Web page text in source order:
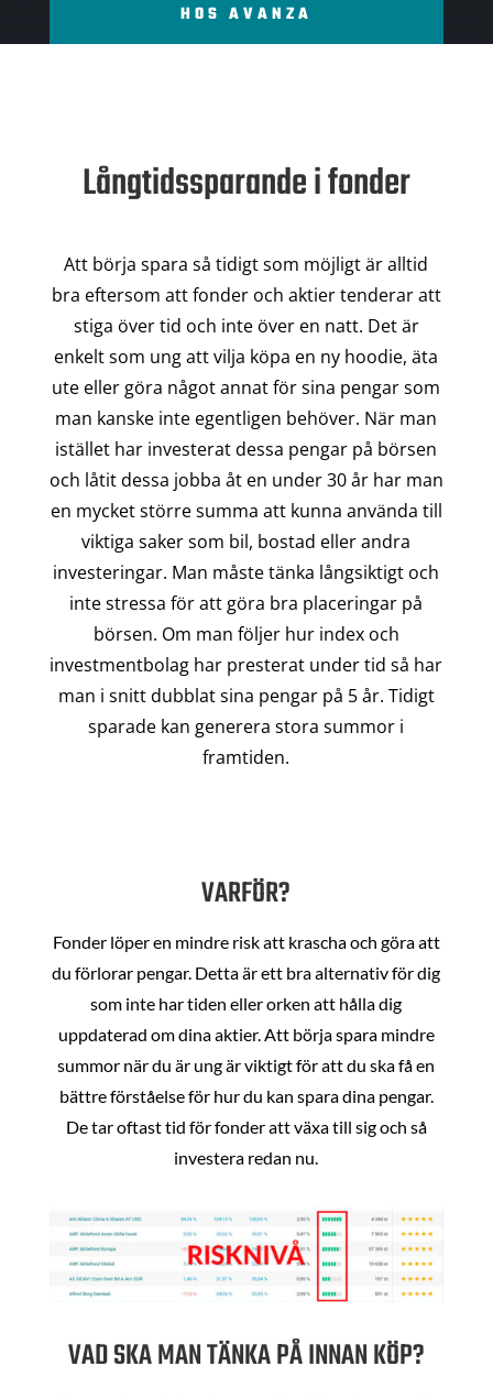
HOS AVANZA
Långtidssparande i fonder
Att börja spara så tidigt som möjligt är alltid
bra eftersom att fonder och aktier tenderar att
stiga över tid och inte över en natt. Det är
enkelt som ung att vilja köpa en ny hoodie, äta
ute eller göra något annat för sina pengar som
man kanske inte egentligen behöver. När man
istället har investerat dessa pengar på börsen
och låtit dessa jobba åt en under 30 år har man
en mycket större summa att kunna använda till
viktiga saker som bil, bostad eller andra
investeringar. Man måste tänka långsiktigt och
inte stressa för att göra bra placeringar på
börsen. Om man följer hur index och
investmentbolag har presterat under tid så har
man i snitt dubblat sina pengar på 5 år. Tidigt
sparade kan generera stora summor i
framtiden.
VARFÖR?
Fonder löper en mindre risk att krascha och göra att
du förlorar pengar. Detta är ett bra alternativ för dig
som inte har tiden eller orken att hålla dig
uppdaterad om dina aktier. Att börja spara mindre
summor när du är ung är viktigt för att du ska få en
bättre förståelse för hur du kan spara dina pengar.
De tar oftast tid för fonder att växa till sig och så
investera redan nu.
VAD SKA MAN TÄNKA PÅ INNAN KÖP?